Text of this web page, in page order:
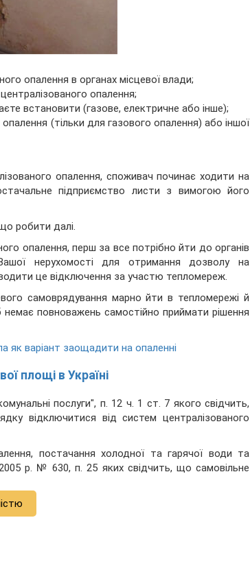
опалення в органах місцевої влади;
опалення;
встановити (газове, електричне або інше);
(тільки для газового опалення) або іншої
опалення, споживач починає ходити на
підприємство листи з вимогою його
робити далі.
опалення, перш за все потрібно йти до органів
нерухомості для отримання дозволу на
це відключення за участю тепломереж.
самоврядування марно йти в тепломережі й
повноважень самостійно приймати рішення
як варіант заощадити на опаленні
площі в Україні
послуги", п. 12 ч. 1 ст. 7 якого свідчить,
відключитися від систем централізованого
постачання холодної та гарячої води та
р. № 630, п. 25 яких свідчить, що самовільне